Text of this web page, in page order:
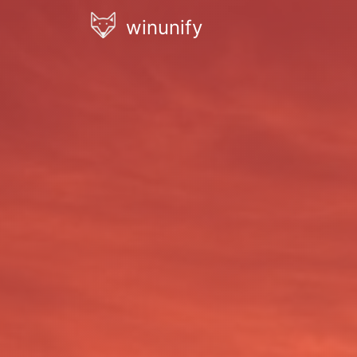
winunify